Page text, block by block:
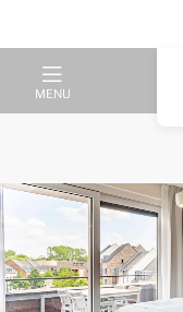
MENU